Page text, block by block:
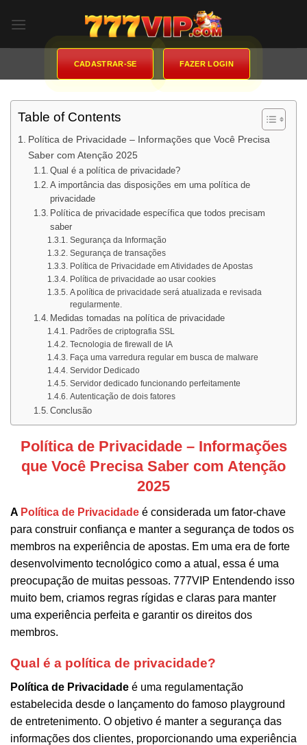
CADASTRAR-SE FAZER LOGIN
Table of Contents
Política de Privacidade – Informações que Você Precisa
Saber com Atenção 2025
Qual é a política de privacidade?
A importância das disposições em uma política de
privacidade
Política de privacidade específica que todos precisam
saber
Segurança da Informação
Segurança de transações
Política de Privacidade em Atividades de Apostas
Política de privacidade ao usar cookies
A política de privacidade será atualizada e revisada
regularmente.
Medidas tomadas na política de privacidade
Padrões de criptografia SSL
Tecnologia de firewall de IA
Faça uma varredura regular em busca de malware
Servidor Dedicado
Servidor dedicado funcionando perfeitamente
Autenticação de dois fatores
Conclusão
Política de Privacidade – Informações
que Você Precisa Saber com Atenção
2025
A Política de Privacidade é considerada um fator-chave
para construir confiança e manter a segurança de todos os
membros na experiência de apostas. Em uma era de forte
desenvolvimento tecnológico como a atual, essa é uma
preocupação de muitas pessoas. 777VIP Entendendo isso
muito bem, criamos regras rígidas e claras para manter
uma experiência perfeita e garantir os direitos dos
membros.
Qual é a política de privacidade?
Política de Privacidade é uma regulamentação
estabelecida desde o lançamento do famoso playground
de entretenimento. O objetivo é manter a segurança das
informações dos clientes, proporcionando uma experiência